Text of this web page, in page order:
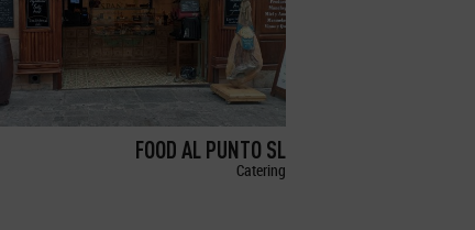
FOOD AL PUNTO SL
Catering